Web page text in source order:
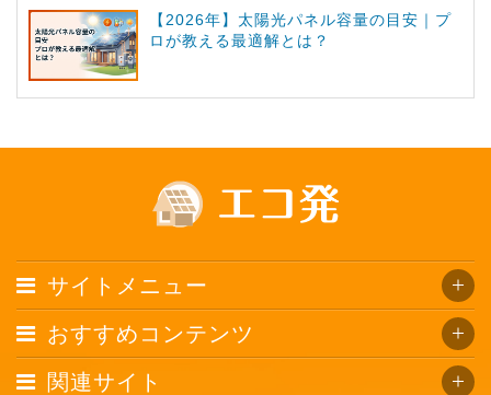
【2026年】太陽光パネル容量の目安｜プ
ロが教える最適解とは？
サイトメニュー
おすすめコンテンツ
関連サイト